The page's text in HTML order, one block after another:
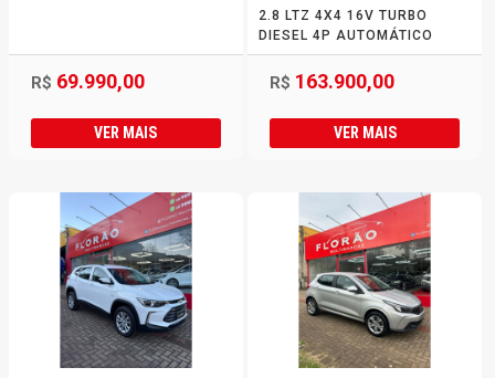
R$ 69.990,00
VER MAIS
2.8 LTZ 4X4 16V TURBO
DIESEL 4P AUTOMÁTICO
R$ 163.900,00
VER MAIS